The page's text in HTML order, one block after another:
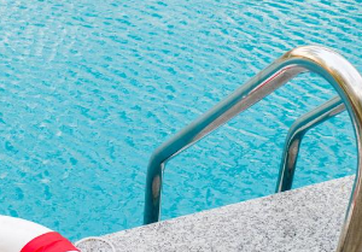
Syndrome métabolique :
quels sont les meilleurs
exercices physiques ?
Comment éviter une otite
pendant les vacances ?